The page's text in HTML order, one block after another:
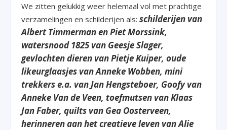
We zitten gelukkig weer helemaal vol met prachtige
verzamelingen en schilderijen als:schilderijen van
Albert Timmerman en Piet Morssink,
watersnood 1825 van Geesje Slager,
gevlochten dieren van Pietje Kuiper, oude
likeurglaasjes van Anneke Wobben, mini
trekkers e.a. van Jan Hengsteboer, Goofy van
Anneke Van de Veen, toefmutsen van Klaas
Jan Faber, quilts van Gea Oosterveen,
herinneren aan het creatieve leven van Alie